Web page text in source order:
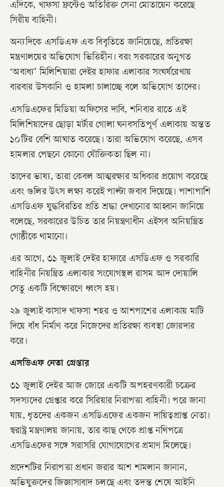
এদিকে, খাফসা ফ্রন্টেও অতিরিক্ত সেনা মোতায়েন করেছে
সিরীয় বাহিনী।
অন্যদিকে এসডিএফ এক বিবৃতিতে জানিয়েছে, প্রতিরক্ষা
মন্ত্রণালয়ের অভিযোগ ভিত্তিহীন। বরং সরকারের অনুগত
‘অবাধ্য’ মিলিশিয়ারা দেইর হাফার এলাকার সংঘর্ষরেখায়
বারবার উসকানি ও হামলা চালাচ্ছে বলে অভিযোগ তাদের।
এসডিএফের মিডিয়া অফিসের দাবি, শনিবার রাতে এই
মিলিশিয়াদের ছোড়া মর্টার গোলা ঘনবসতিপূর্ণ এলাকায় অন্তত
১০টির বেশি আঘাত করেছে। তারা অভিযোগ করেছে, এসব
হামলার পেছনে কোনো যৌক্তিকতা ছিল না।
তাদের ভাষ্য, তারা কেবল আত্মরক্ষার অধিকার প্রয়োগ করেছে
এবং গুলির উৎস লক্ষ্য করেই পাল্টা জবাব দিয়েছে। পাশাপাশি
এসডিএফ যুদ্ধবিরতির প্রতি শ্রদ্ধা দেখানোর আহ্বান জানিয়ে
বলেছে, সরকারের উচিত তার নিয়ন্ত্রণাধীন এইসব অনিয়ন্ত্রিত
গোষ্ঠীকে থামানো।
এর আগে, ৩১ জুলাই দেইর হাফারে এসডিএফ ও সরকারি
বাহিনীর নিয়ন্ত্রিত এলাকার সংযোগস্থল রাসম আদ দোয়ালি
সেতু একটি বিস্ফোরণে ধ্বংস হয়।
২৯ জুলাই কাসাদ খাফসা শহর ও আশপাশের এলাকায় মাটি
দিয়ে বাঁধ নির্মাণ করে নিজেদের প্রতিরক্ষা ব্যবস্থা জোরদার
করে।
এসডিএফ নেতা গ্রেপ্তার
৩১ জুলাই দেইর আজ জোরে একটি অপহরণকারী চক্রের
সদস্যদের গ্রেপ্তার করে সিরিয়ার নিরাপত্তা বাহিনী। পরে জানা
যায়, ধৃতদের একজন এসডিএফের একজন দায়িত্বপ্রাপ্ত নেতা।
স্বরাষ্ট্র মন্ত্রণালয় জানায়, তার কাছ থেকে প্রাপ্ত নথিপত্রে
এসডিএফের সঙ্গে সরাসরি যোগাযোগের প্রমাণ মিলেছে।
প্রদেশটির নিরাপত্তা প্রধান জরার আশ শামলান জানান,
অভিযুক্তদের জিজ্ঞাসাবাদ চলছে এবং তদন্ত শেষে আইনি